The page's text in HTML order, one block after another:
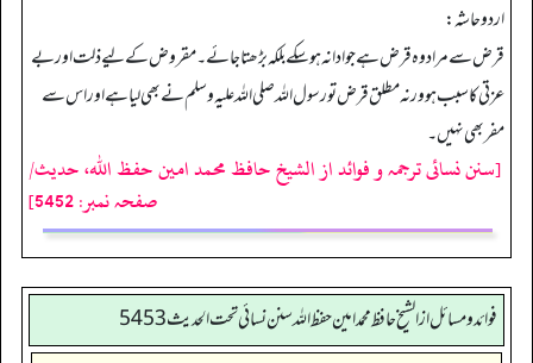
اردو حاشہ:
قرض سے مراد وہ قرض ہے جو ادا نہ ہو سکے بلکہ بڑھتا جائے۔ مقروض کے لیے ذلت اور بے
عزتی کا سبب ہو ورنہ مطلق قرض تو رسول اللہ صلی اللہ علیہ وسلم نے بھی لیا ہے اور اس سے
مفر بھی نہیں۔
[سنن نسائی ترجمہ و فوائد از الشیخ حافظ محمد امین حفظ اللہ، حدیث/
صفحہ نمبر: 5452]
فوائد ومسائل از الشيخ حافظ محمد امين حفظ الله سنن نسائي تحت الحديث5453